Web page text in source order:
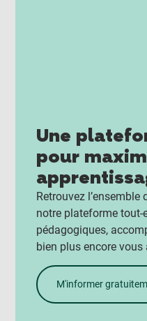
Une
pour
Retrouvez
notre plateforme tout-
pédagogiques,
bien plus encore vous
M'informer